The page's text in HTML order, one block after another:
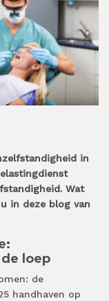
in
Wat
in deze blog van
loep
de
handhaven op